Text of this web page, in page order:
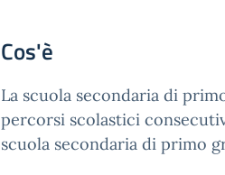
Cos'è
La scuola secondaria di
percorsi scolastici
scuola secondaria di primo